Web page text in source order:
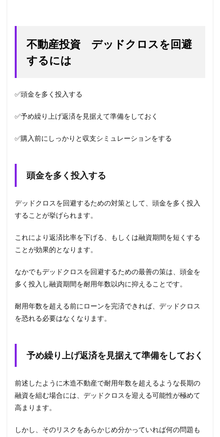
不動産投資 デッドクロスを回避
するには
✅頭金を多く投入する
✅予め繰り上げ返済を見据えて準備をしておく
✅購入前にしっかりと収支シミュレーションをする
頭金を多く投入する
デッドクロスを回避するための対策として、頭金を多く投入
することが挙げられます。
これにより返済比率を下げる、もしくは融資期間を短くする
ことが効果的となります。
なかでもデッドクロスを回避するための最善の策は、頭金を
多く投入し融資期間を耐用年数以内に抑えることです。
耐用年数を超える前にローンを完済できれば、デッドクロス
を恐れる必要はなくなります。
予め繰り上げ返済を見据えて準備をしておく
前述したように木造不動産で耐用年数を超えるような長期の
融資を組む場合には、デッドクロスを迎える可能性が極めて
高まります。
しかし、そのリスクをあらかじめ分かっていれば何の問題も